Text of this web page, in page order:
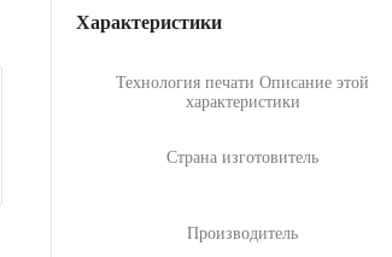
Характеристики
Технология печатиОписание этой
характеристики
Страна изготовитель
Производитель